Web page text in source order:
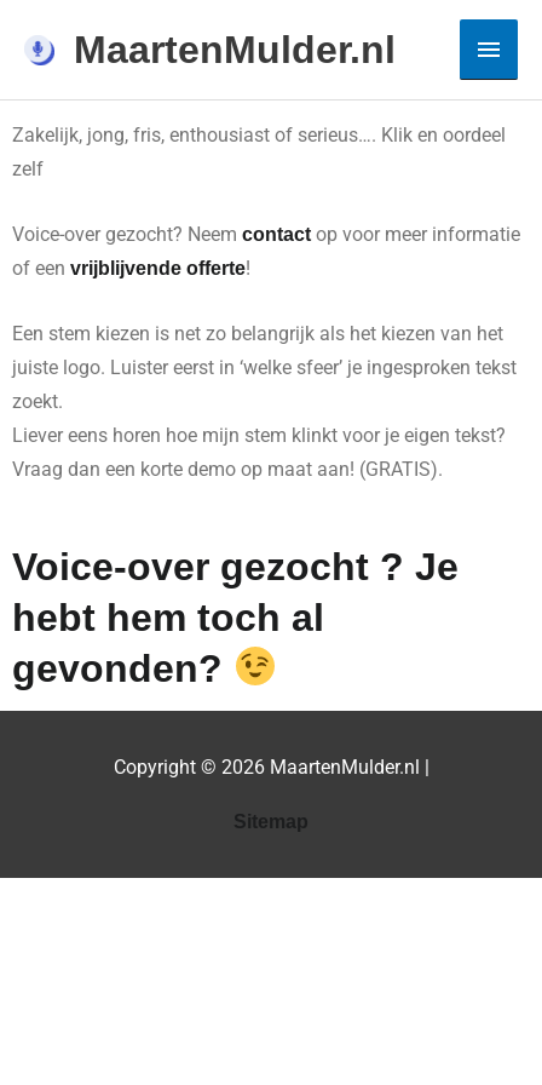
naar
MaartenMulder.nl
Maarten Mulder is de stem voor jouw productie!
Zakelijk, jong, fris, enthousiast of serieus…. Klik en oordeel
zelf
Voice-over gezocht? Neem contactop voor meer informatie
of een vrijblijvende offerte!
Een stem kiezen is net zo belangrijk als het kiezen van het
juiste logo. Luister eerst in ‘welke sfeer’ je ingesproken tekst
zoekt.
Liever eens horen hoe mijn stem klinkt voor je eigen tekst?
Vraag dan een korte demo op maat aan! (GRATIS).
Voice-over gezocht ? Je
hebt hem toch al
gevonden?
Copyright © 2026 MaartenMulder.nl
Sitemap